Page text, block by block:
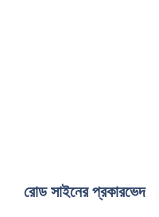
রোড সাইনের প্রকারভেদ